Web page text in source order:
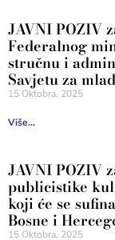
JAVNI POZIV
Federalnog
stručnu i
Savjetu za
15 Oktobra, 2025
Više...
JAVNI POZIV
publicistike
koji će se
Bosne i
15 Oktobra, 2025